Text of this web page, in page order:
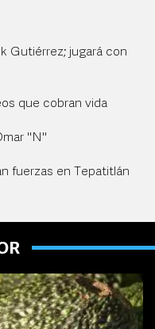
Gutiérrez; jugará con
que cobran vida
"N"
fuerzas en Tepatitlán